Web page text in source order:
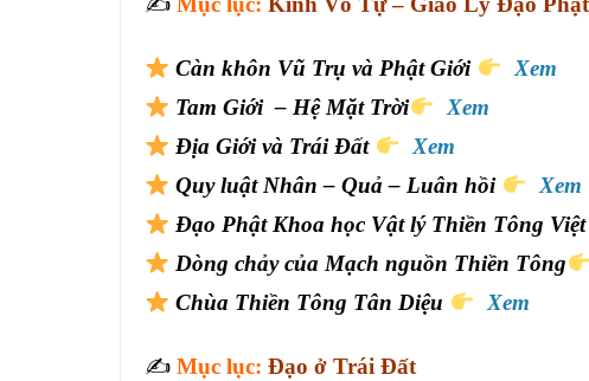
Càn khôn Vũ Trụ và Phật Giới
Xem
Tam Giới – Hệ Mặt Trời
Xem
Địa Giới và Trái Đất
Xem
Quy luật Nhân – Quả – Luân hồi
Xem
Đạo Phật Khoa học Vật lý Thiền Tông
Dòng chảy của Mạch nguồn Thiền Tông
Chùa Thiền Tông Tân Diệu
Xem
✍️ Mục lục: Đạo ở Trái Đất